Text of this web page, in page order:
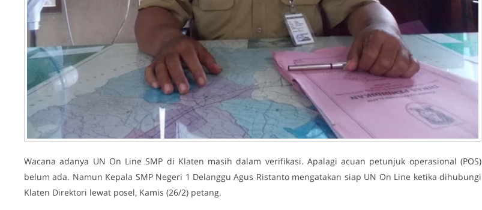
Wacana adanya UN On Line SMP di Klaten masih dalam verifikasi. Apalagi acuan petunjuk operasional (POS)
belum ada. Namun Kepala SMP Negeri 1 Delanggu Agus Ristanto mengatakan siap UN On Line ketika dihubungi
Klaten Direktori lewat posel, Kamis (26/2) petang.